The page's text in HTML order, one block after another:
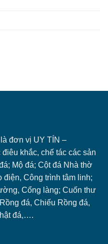
là đơn vị UY TÍN –
khắc, chế tác các sản
; Mộ đá; Cột đá Nhà thờ
Công trình tâm linh;
Cổng làng; Cuốn thư
đá, Chiếu Rồng đá,
đá,….